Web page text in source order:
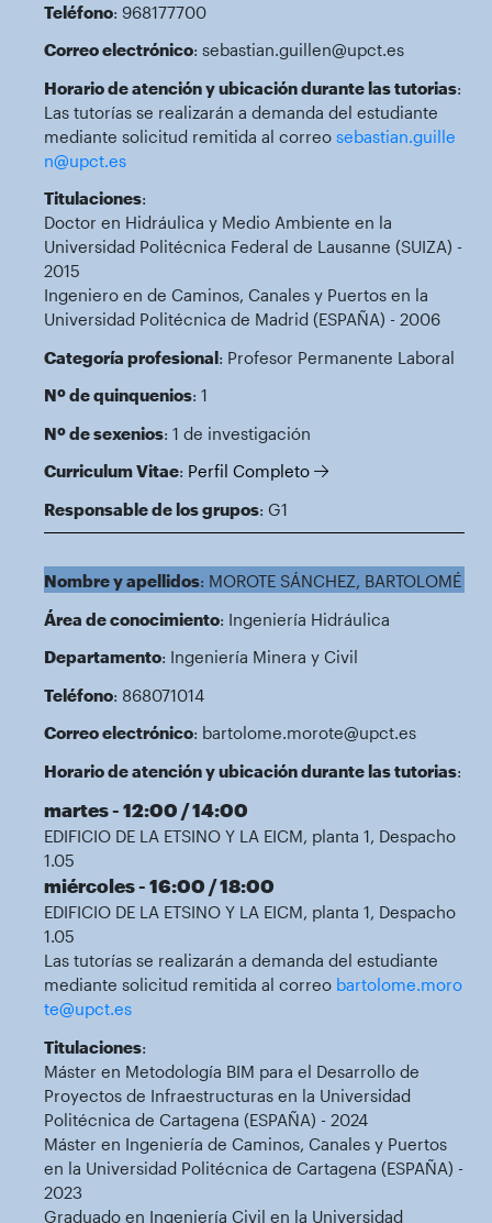
Teléfono: 968177700
Correo electrónico: sebastian.guillen@upct.es
Horario de atención y ubicación durante las tutorias:
Las tutorías se realizarán a demanda del estudiante
mediante solicitud remitida al correo sebastian.guille
n@upct.es
Titulaciones:
Doctor en Hidráulica y Medio Ambiente en la
Universidad Politécnica Federal de Lausanne (SUIZA) -
2015
Ingeniero en de Caminos, Canales y Puertos en la
Universidad Politécnica de Madrid (ESPAÑA) - 2006
Categoría profesional: Profesor Permanente Laboral
Nº de quinquenios: 1
Nº de sexenios: 1 de investigación
Curriculum Vitae: Perfil Completo
Responsable de los grupos: G1
Nombre y apellidos: MOROTE SÁNCHEZ, BARTOLOMÉ
Área de conocimiento: Ingeniería Hidráulica
Departamento: Ingeniería Minera y Civil
Teléfono: 868071014
Correo electrónico: bartolome.morote@upct.es
Horario de atención y ubicación durante las tutorias:
martes - 12:00 / 14:00
EDIFICIO DE LA ETSINO Y LA EICM, planta 1, Despacho
1.05
miércoles - 16:00 / 18:00
EDIFICIO DE LA ETSINO Y LA EICM, planta 1, Despacho
1.05
Las tutorías se realizarán a demanda del estudiante
mediante solicitud remitida al correo bartolome.moro
te@upct.es
Titulaciones:
Máster en Metodología BIM para el Desarrollo de
Proyectos de Infraestructuras en la Universidad
Politécnica de Cartagena (ESPAÑA) - 2024
Máster en Ingeniería de Caminos, Canales y Puertos
en la Universidad Politécnica de Cartagena (ESPAÑA) -
2023
Graduado en Ingeniería Civil en la Universidad